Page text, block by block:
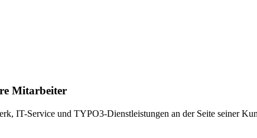
Mitarbeiter
IT-Service und TYPO3-Dienstleistungen an der Seite seiner